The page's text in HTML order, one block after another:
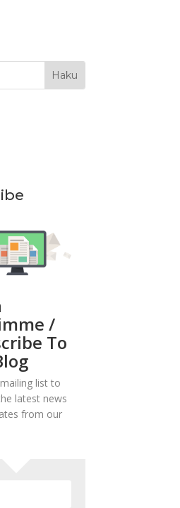
/
To
list to
latest news
from our